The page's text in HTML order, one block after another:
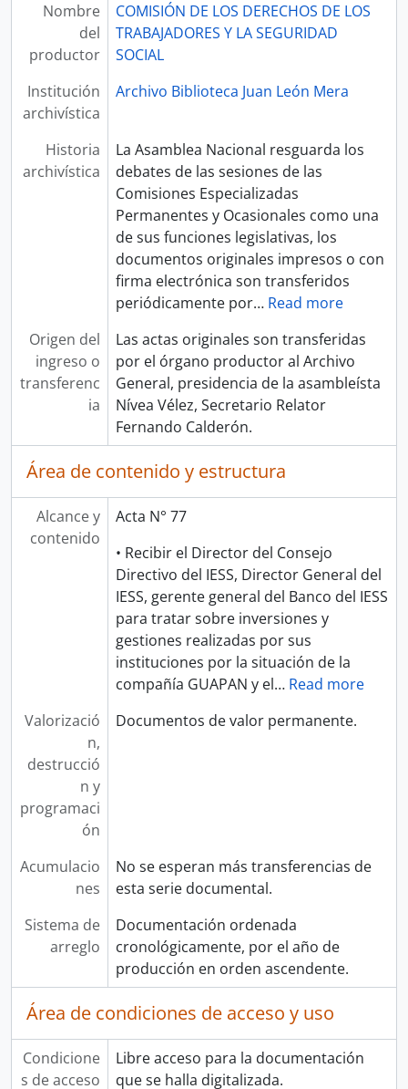
Nombre
del
productor
COMISIÓN DE LOS DERECHOS DE LOS
TRABAJADORES Y LA SEGURIDAD
SOCIAL
Institución
archivística
Archivo Biblioteca Juan León Mera
Historia
archivística
La Asamblea Nacional resguarda los
debates de las sesiones de las
Comisiones Especializadas
Permanentes y Ocasionales como una
de sus funciones legislativas, los
documentos originales impresos o con
firma electrónica son transferidos
periódicamente por… Read more
Origen del
ingreso o
transferenc
ia
Las actas originales son transferidas
por el órgano productor al Archivo
General, presidencia de la asambleísta
Nívea Vélez, Secretario Relator
Fernando Calderón.
Área de contenido y estructura
Alcance y
contenido
Acta N° 77
• Recibir el Director del Consejo
Directivo del IESS, Director General del
IESS, gerente general del Banco del IESS
para tratar sobre inversiones y
gestiones realizadas por sus
instituciones por la situación de la
compañía GUAPAN y el… Read more
Valorizació
n,
destrucció
n y
programaci
ón
Documentos de valor permanente.
Acumulacio
nes
No se esperan más transferencias de
esta serie documental.
Sistema de
arreglo
Documentación ordenada
cronológicamente, por el año de
producción en orden ascendente.
Área de condiciones de acceso y uso
Condicione
s de acceso
Libre acceso para la documentación
que se halla digitalizada.